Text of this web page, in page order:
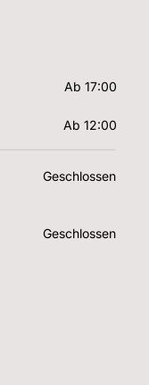
Ab 17:00
Ab 12:00
Geschlossen
Geschlossen